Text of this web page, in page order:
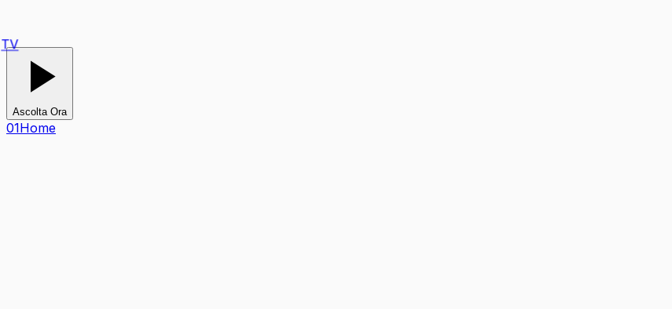
Ascolta Ora
01Home